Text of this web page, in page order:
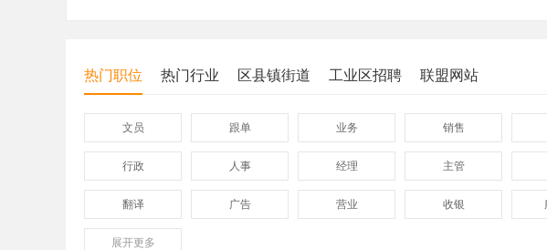
热门职位 热门行业 区县镇街道 工业区招聘 联盟网站
文员 跟单 业务 销售
行政 人事 经理 主管
翻译 广告 营业 收银
保险
展开更多